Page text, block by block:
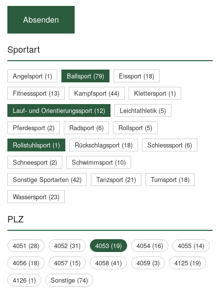
Sportart
Angelsport (1) Ballsport (79)
Eissport (18)
Fitnesssport (13)
Kampfsport (44)
Klettersport (1)
Lauf- und Orientierungssport (12)
Leichtathletik (5)
Pferdesport (2)
Radsport (6)
Rollsport (5)
Rollstuhlsport (1)
Rückschlagsport (18)
Schiesssport (6)
Schneesport (2)
Schwimmsport (10)
Sonstige Sportarten (42)
Tanzsport (21)
Turnsport (18)
Wassersport (23)
PLZ
4051 (28) 4052 (31) 4053 (19) 4054 (16)
4055 (14)
4056 (18)
4057 (15) 4058 (41) 4059 (3)
4125 (19)
4126 (1)
Sonstige (74)